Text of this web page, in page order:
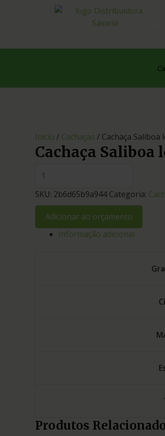
Início / Cachaças / Cachaça Saliboa
Cachaça Saliboa
SKU: 2b6d65b9a944 Categoria:
Adicionar ao orçamento
Informação adicional
Produtos